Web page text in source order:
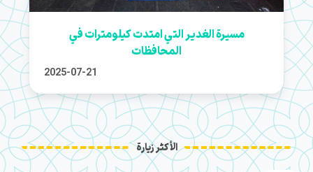
مسيرة الغدير التي امتدت كيلومترات في
المحافظات
2025-07-21
الأكثر زيارة